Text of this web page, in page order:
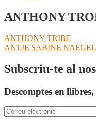
ANTHONY
Navegació
d'entrades
Entrada
anterior:
ANTHONY TRIBE
Pròxima
ANTJE SABINE
Subscriu-te al
Descomptes en